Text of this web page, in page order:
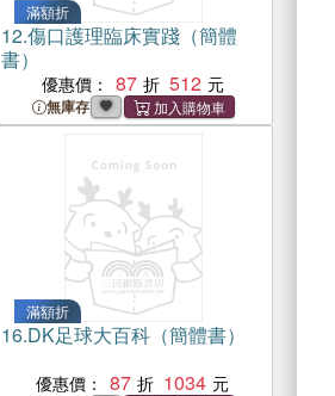
滿額折
12.傷口護理臨床實踐（簡體
書）
優惠價： 87 512
無庫存
滿額折
16.DK足球大百科（簡體書）
優惠價： 87 1034